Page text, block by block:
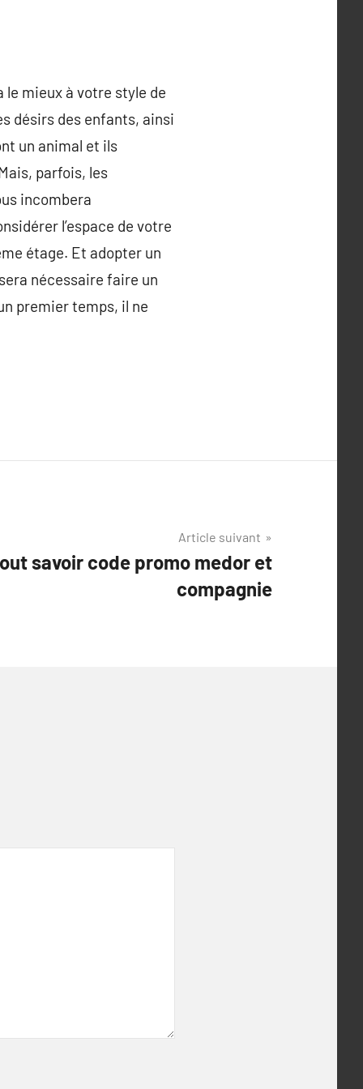
mieux à votre style de
désirs des enfants, ainsi
un animal et ils
parfois, les
incombera
l’espace de votre
étage. Et adopter un
nécessaire faire un
premier temps, il ne
Article suivant
savoir code promo medor et
compagnie